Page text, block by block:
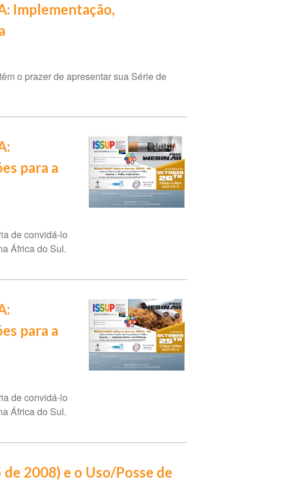
Implementação,
o prazer de apresentar sua Série de
para a
de convidá-lo
África do Sul.
para a
de convidá-lo
África do Sul.
2008) e o Uso/Posse de